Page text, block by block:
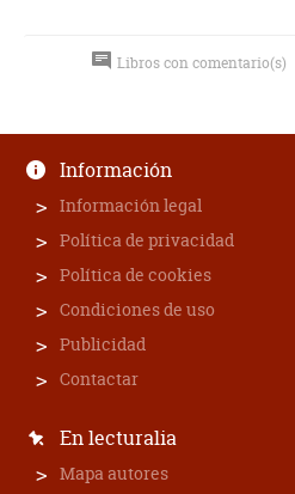
Libros con comentario(s)
Información
Información legal
Política de privacidad
Política de cookies
Condiciones de uso
Publicidad
Contactar
En lecturalia
Mapa autores